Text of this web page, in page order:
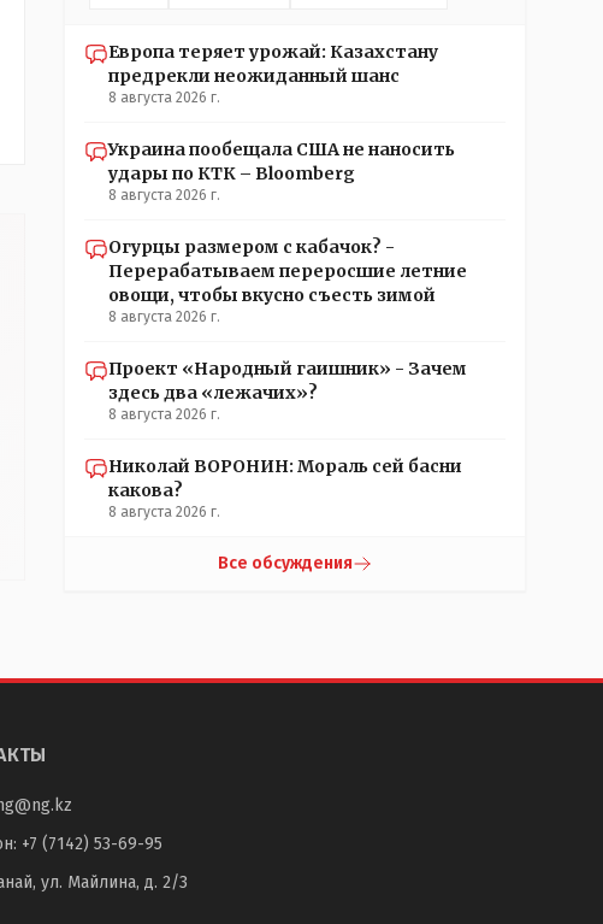
Европа теряет урожай: Казахстану
предрекли неожиданный шанс
8 августа 2026 г.
Украина пообещала США не наносить
удары по КТК – Bloomberg
8 августа 2026 г.
Огурцы размером с кабачок? -
Перерабатываем переросшие летние
овощи, чтобы вкусно съесть зимой
8 августа 2026 г.
Проект «Народный гаишник» - Зачем
здесь два «лежачих»?
8 августа 2026 г.
Николай ВОРОНИН: Мораль сей басни
какова?
8 августа 2026 г.
Все обсуждения
: +7 (7142) 53-69-95
ул. Майлина, д. 2/3